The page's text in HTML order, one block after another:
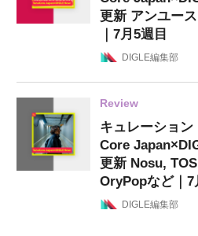
更新 アンユー
｜7月5週目
DIGLE編集部
Review
キュレーション
Core
更新 Nosu,
OryPopなど｜7
DIGLE編集部